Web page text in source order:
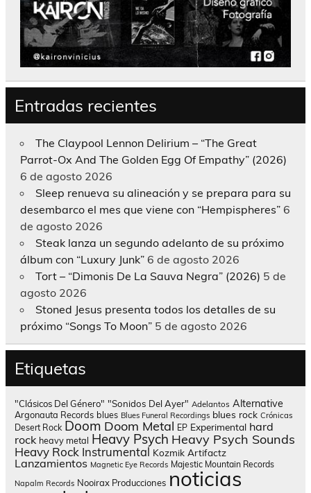
Entradas recientes
The Claypool Lennon Delirium – “The Great
Parrot-Ox And The Golden Egg Of Empathy” (2026)
6 de agosto 2026
Sleep renueva su alineación y se prepara para su
desembarco el mes que viene con “Hempispheres” 6
de agosto 2026
Steak lanza un segundo adelanto de su próximo
álbum con “Luxury Junk” 6 de agosto 2026
Tort – “Dimonis De La Sauva Negra” (2026) 5 de
agosto 2026
Stoned Jesus presenta todos los detalles de su
próximo “Songs To Moon” 5 de agosto 2026
Etiquetas
"Clásicos Del Género" "Sonidos Del Ayer" Adelantos Alternative
Argonauta Records blues Blues Funeral Recordings blues rock Crónicas
Desert Rock Doom Doom Metal EP Experimental hard
rock heavy metal Heavy Psych Heavy Psych Sounds
Heavy Rock Instrumental Kozmik Artifactz
Lanzamientos Magnetic Eye Records Majestic Mountain Records
Napalm Records Nooirax Producciones noticias